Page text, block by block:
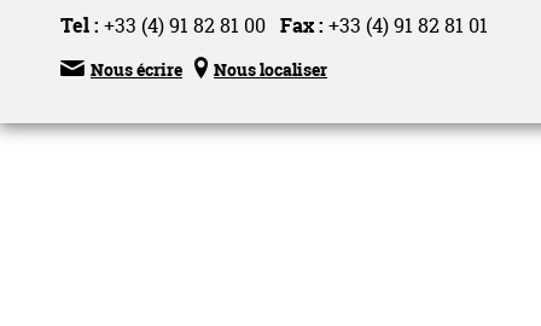
Tel : +33 (4) 91 82 81 00 Fax : +33 (4) 91 82 81 01
 Nous écrire  Nous localiser